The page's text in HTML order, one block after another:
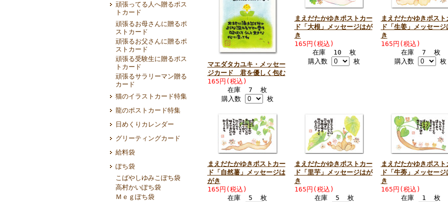
頑張ってる人へ贈るポス
トカード
頑張るお母さんに贈るポ
ストカード
頑張るお父さんに贈るポ
ストカード
頑張る受験生に贈るポス
トカード
頑張るサラリーマン贈る
カード
猫のイラストカード特集
龍のポストカード特集
日めくりカレンダー
グリーティングカード
給料袋
ぽち袋
こばやしゆみこぽち袋
高村かいぽち袋
Ｍｅｇぽち袋
マエダタカユキ・メッセー
ジカード 君を優しく包む
165円(税込)
在庫 7 枚
購入数
枚
まえだたかゆきポストカー
ド「大根」メッセージはが
き
165円(税込)
在庫 10 枚
購入数
枚
まえだたかゆきポスト
ド「生姜」メッセージ
き
165円(税込)
在庫 7 枚
購入数
枚
まえだたかゆきポストカー
ド「自然薯」メッセージは
がき
165円(税込)
在庫 5 枚
まえだたかゆきポストカー
ド「里芋」メッセージはが
き
165円(税込)
在庫 5 枚
まえだたかゆきポスト
ド「牛蒡」メッセージ
き
165円(税込)
在庫 1 枚